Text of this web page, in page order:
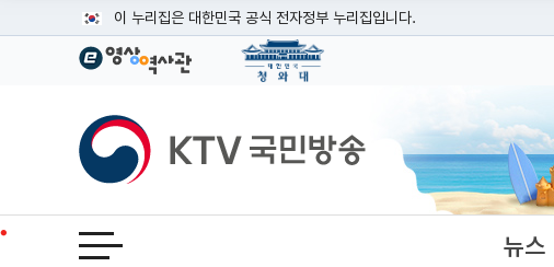
이 누리집은 대한민국 공식 전자정부 누리집입니다.
공식 누리집 주소 확인하기
이밖에 or.kr 또는 .kr등 다른 도메인 주소를 사용하고 있다면 아래 URL에
운영중인 공식 누리집보기
KTV국민방송
전체메뉴 열기 뉴스